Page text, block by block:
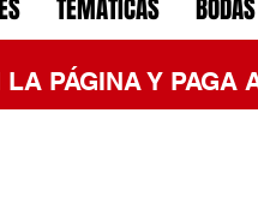
TEMATICAS BODAS
PÁGINA Y PAGA